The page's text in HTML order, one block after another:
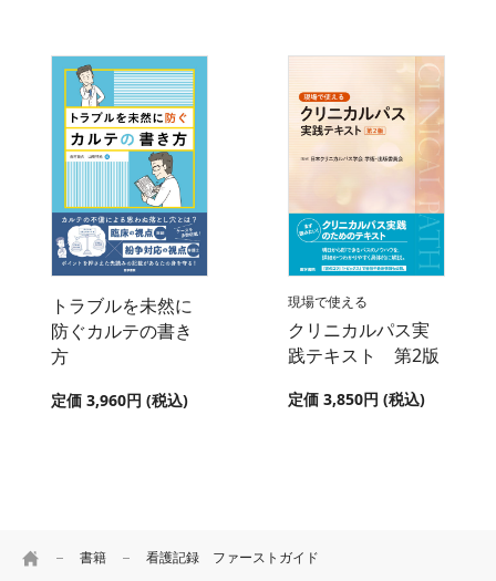
HOME 書籍 看護記録 ファーストガイド
トラブルを未然に
防ぐカルテの書き
方
定価 3,960円 (税込)
現場で使える
クリニカルパス実
践テキスト 第2版
定価 3,850円 (税込)